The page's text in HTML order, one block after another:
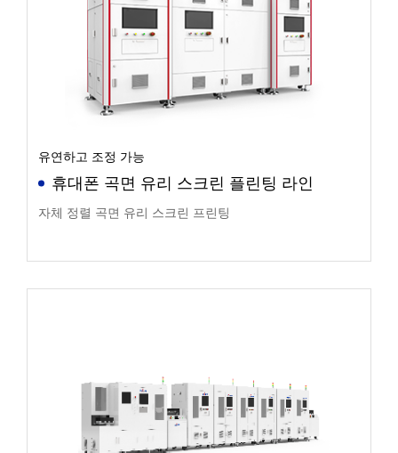
유연하고 조정 가능
휴대폰 곡면 유리 스크린 플린팅 라인
자체 정렬 곡면 유리 스크린 프린팅